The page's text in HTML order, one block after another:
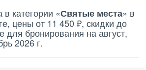
категории «Святые места» в
цены от 11 450 ₽, скидки до
для бронирования на август,
2026 г.